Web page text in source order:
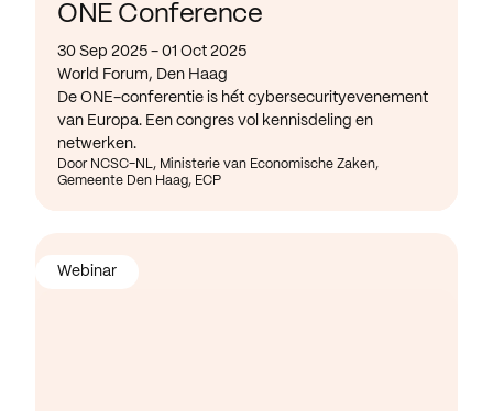
ONE Conference
30 Sep 2025 - 01 Oct 2025
World Forum, Den Haag
De ONE-conferentie is hét cybersecurityevenement
van Europa. Een congres vol kennisdeling en
netwerken.
Door NCSC-NL, Ministerie van Economische Zaken,
Gemeente Den Haag, ECP
Webinar